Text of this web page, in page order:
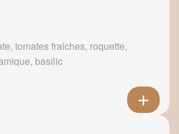
tomates fraîches, roquette,
basilic